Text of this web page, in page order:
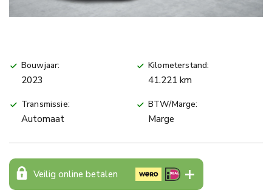
Bouwjaar:
2023
Kilometerstand:
41.221 km
Transmissie:
Automaat
BTW/Marge:
Marge
Veilig online betalen